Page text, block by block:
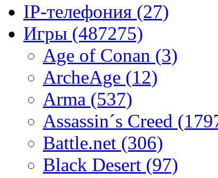
IP-телефония (27)
Игры (487275)
Age of Conan (3)
ArcheAge (12)
Arma (537)
Assassin´s Creed
Battle.net (306)
Black Desert (97)